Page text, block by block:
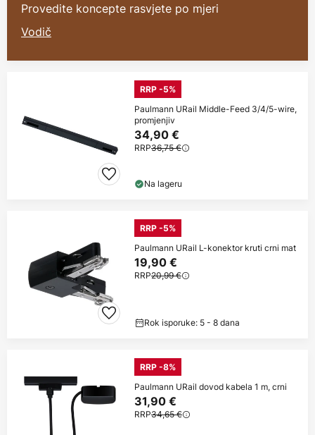
Provedite koncepte rasvjete po mjeri
Vodič
RRP -5%
Paulmann URail Middle-Feed 3/4/5-wire,
promjenjiv
34,90 €
RRP36,75 €
Na lageru
RRP -5%
Paulmann URail L-konektor kruti crni mat
19,90 €
RRP20,99 €
Rok isporuke: 5 - 8 dana
RRP -8%
Paulmann URail dovod kabela 1 m, crni
31,90 €
RRP34,65 €